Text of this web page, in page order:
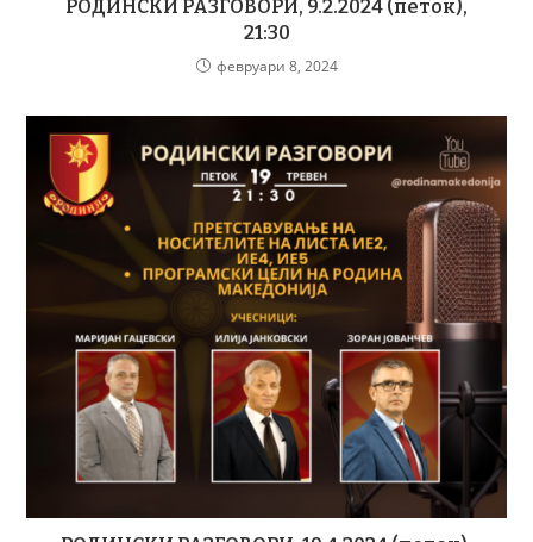
РОДИНСКИ РАЗГОВОРИ, 9.2.2024 (петок),
21:30
февруари 8, 2024